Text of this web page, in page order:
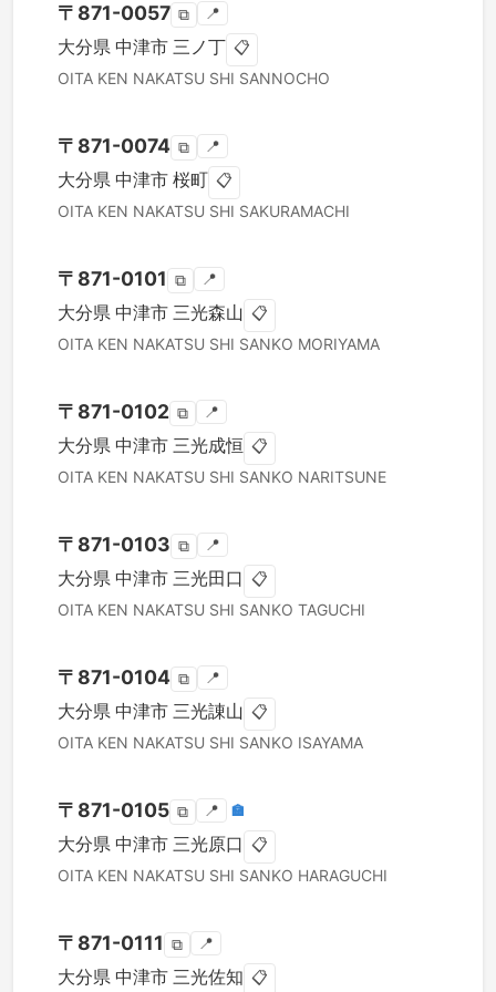
〒 871-0057 ⧉ 📍
大分県 中津市 三ノ丁 📋
OITA KEN NAKATSU SHI SANNOCHO
〒 871-0074 ⧉ 📍
大分県 中津市 桜町 📋
OITA KEN NAKATSU SHI SAKURAMACHI
〒 871-0101 ⧉ 📍
大分県 中津市 三光森山 📋
OITA KEN NAKATSU SHI SANKO MORIYAMA
〒 871-0102 ⧉ 📍
大分県 中津市 三光成恒 📋
OITA KEN NAKATSU SHI SANKO NARITSUNE
〒 871-0103 ⧉ 📍
大分県 中津市 三光田口 📋
OITA KEN NAKATSU SHI SANKO TAGUCHI
〒 871-0104 ⧉ 📍
大分県 中津市 三光諌山 📋
OITA KEN NAKATSU SHI SANKO ISAYAMA
〒 871-0105 ⧉ 📍 🏣
大分県 中津市 三光原口 📋
OITA KEN NAKATSU SHI SANKO HARAGUCHI
〒 871-0111 ⧉ 📍
大分県 中津市 三光佐知 📋